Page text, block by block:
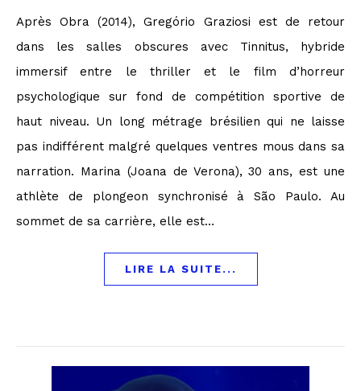
Après Obra (2014), Gregório Graziosi est de retour
dans les salles obscures avec Tinnitus, hybride
immersif entre le thriller et le film d’horreur
psychologique sur fond de compétition sportive de
haut niveau. Un long métrage brésilien qui ne laisse
pas indifférent malgré quelques ventres mous dans sa
narration. Marina (Joana de Verona), 30 ans, est une
athlète de plongeon synchronisé à São Paulo. Au
sommet de sa carrière, elle est…
LIRE LA SUITE...